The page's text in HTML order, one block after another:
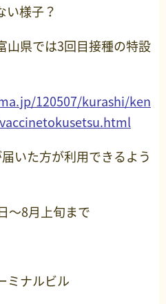
い様子？
山県では3回目接種の特設
120507/kurashi/ken
いた方が利用できるよう
～8月上旬まで
ナルビル